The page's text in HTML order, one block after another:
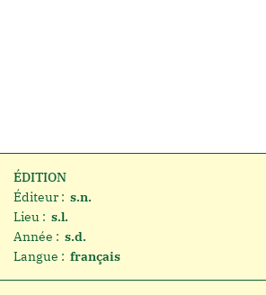
ÉDITION
Éditeur : s.n.
Lieu : s.l.
Année : s.d.
Langue : français